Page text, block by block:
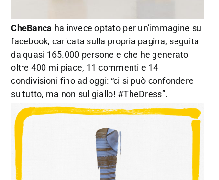
CheBanca ha invece optato per un’immagine su
facebook, caricata sulla propria pagina, seguita
da quasi 165.000 persone e che he generato
oltre 400 mi piace, 11 commenti e 14
condivisioni fino ad oggi: “ci si può confondere
su tutto, ma non sul giallo! #TheDress”.